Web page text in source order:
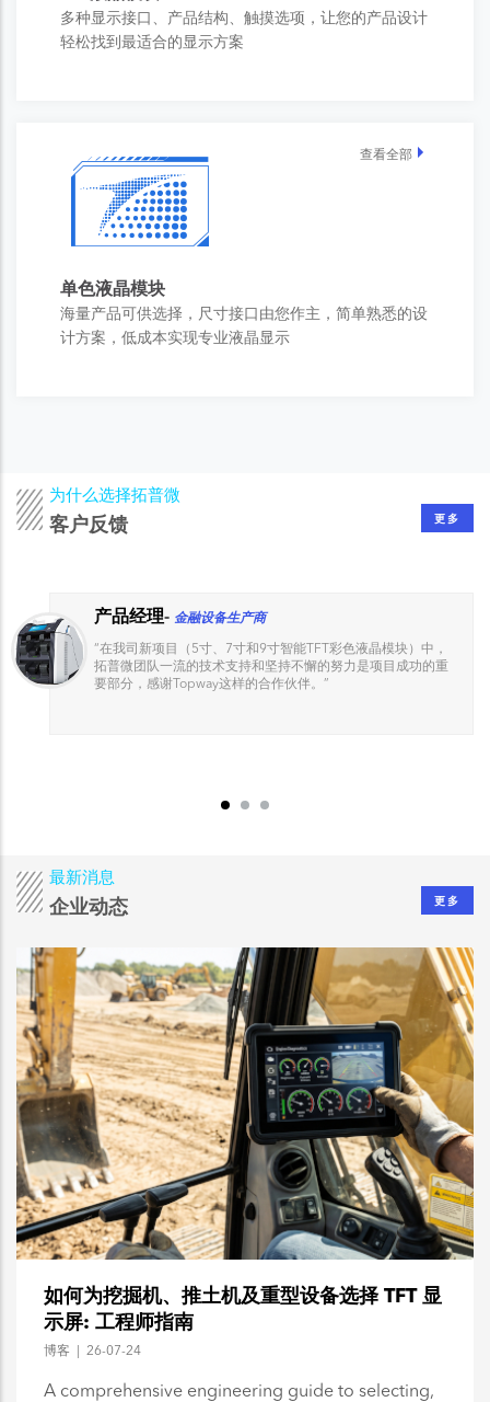
多种显示接口、产品结构、触摸选项，让您的产品设计
轻松找到最适合的显示方案
单色液晶模块
查看全部
海量产品可供选择，尺寸接口由您作主，简单熟悉的设
计方案，低成本实现专业液晶显示
为什么选择拓普微
客户反馈 更多
产品经理- 金融设备生产商
“在我司新项目（5寸、7寸和9寸智能TFT彩色液晶模块）中，
拓普微团队一流的技术支持和坚持不懈的努力是项目成功的重
要部分，感谢Topway这样的合作伙伴。 ”
最新消息
企业动态 更多
如何为挖掘机、推土机及重型设备选择 TFT 显
示屏: 工程师指南
博客 | 26-07-24
A comprehensive engineering guide to selecting,